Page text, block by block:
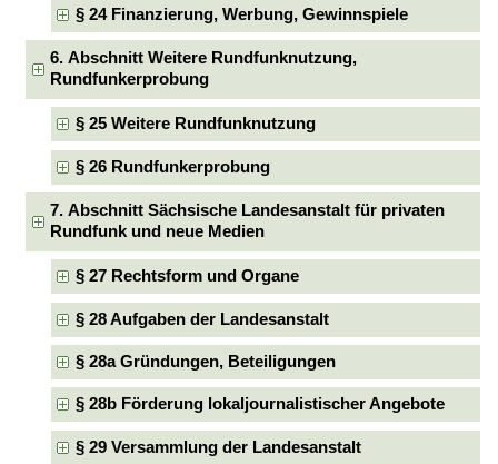
§ 24 Finanzierung, Werbung, Gewinnspiele
6. Abschnitt Weitere Rundfunknutzung,
Rundfunkerprobung
§ 25 Weitere Rundfunknutzung
§ 26 Rundfunkerprobung
7. Abschnitt Sächsische Landesanstalt für privaten
Rundfunk und neue Medien
§ 27 Rechtsform und Organe
§ 28 Aufgaben der Landesanstalt
§ 28a Gründungen, Beteiligungen
§ 28b Förderung lokaljournalistischer Angebote
§ 29 Versammlung der Landesanstalt